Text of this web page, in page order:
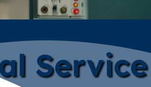
Service